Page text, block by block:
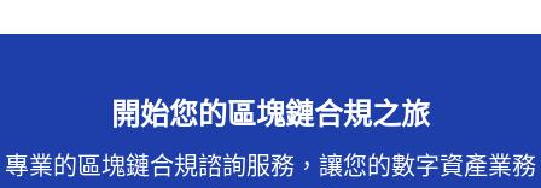
開始您的區塊鏈合規之旅
專業的區塊鏈合規諮詢服務，讓您的數字資產業務